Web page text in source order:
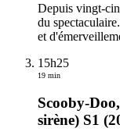
Depuis vingt-
du
et
15h25
19 min
Scooby-
sirène) S1